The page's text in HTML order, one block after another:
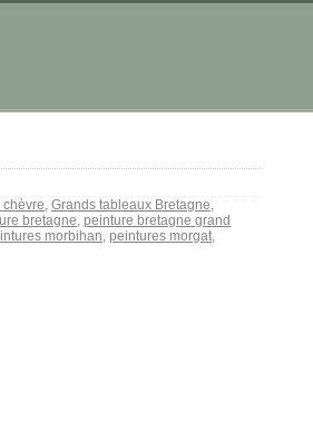
, Grands tableaux Bretagne,
bretagne, peinture bretagne grand
morbihan, peintures morgat,